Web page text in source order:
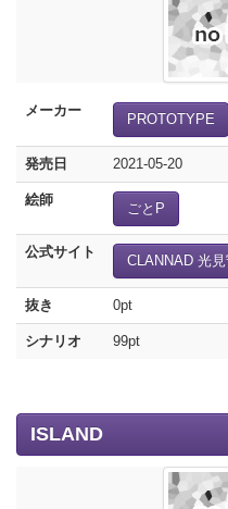
メーカー
PROTOTYPE
発売日 2021-05-20
絵師
ごとP
公式サイト
CLANNAD 光
抜き 0pt
シナリオ 99pt
ISLAND